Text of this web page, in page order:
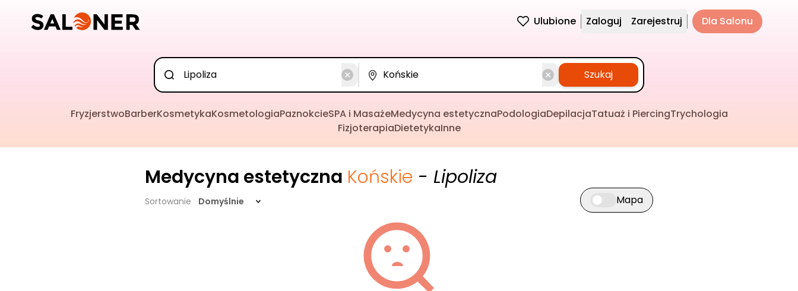
Ulubione Zaloguj Zarejestruj Dla Salonu
Szukaj
FryzjerstwoBarberKosmetykaKosmetologiaPaznokcieSPA i MasażeMedycyna estetycznaPodologiaDepilacjaTatuaż i PiercingTrychologia
FizjoterapiaDietetykaInne
Medycyna estetyczna Końskie - Lipoliza
Sortowanie Domyślnie Przełącz widok mapy
Mapa